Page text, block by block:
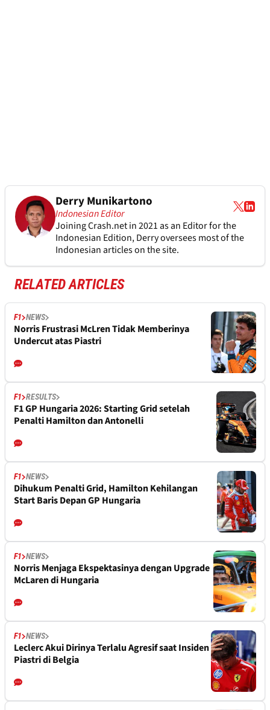
Derry Munikartono
Indonesian Editor
Joining Crash.net in 2021 as an Editor for the
Indonesian Edition, Derry oversees most of the
Indonesian articles on the site.
RELATED ARTICLES
F1 NEWS
Norris Frustrasi McLren Tidak Memberinya
Undercut atas Piastri
F1 RESULTS
F1 GP Hungaria 2026: Starting Grid setelah
Penalti Hamilton dan Antonelli
F1 NEWS
Dihukum Penalti Grid, Hamilton Kehilangan
Start Baris Depan GP Hungaria
F1 NEWS
Norris Menjaga Ekspektasinya dengan Upgrade
McLaren di Hungaria
F1 NEWS
Leclerc Akui Dirinya Terlalu Agresif saat Insiden
Piastri di Belgia